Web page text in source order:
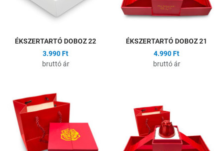
ÉKSZERTARTÓ DOBOZ 22
3.990 Ft
bruttó ár
ÉKSZERTARTÓ DOBOZ 21
4.990 Ft
bruttó ár
Összehasonlítás
Gyors nézet